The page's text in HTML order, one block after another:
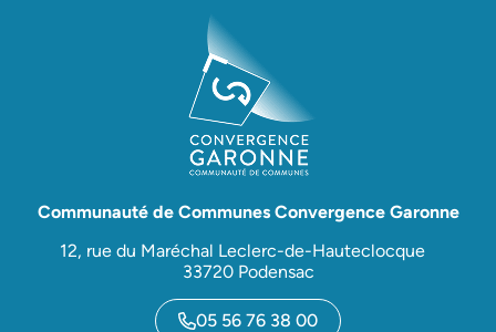
Communauté de Communes Convergence Garonne
12, rue du Maréchal Leclerc-de-Hauteclocque
33720 Podensac
05 56 76 38 00